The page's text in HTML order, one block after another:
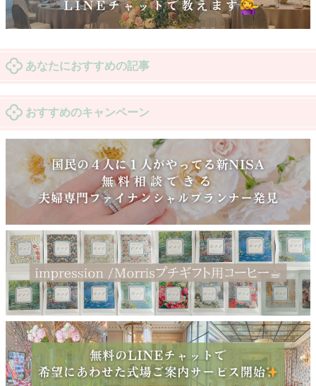
あなたにおすすめの記事
おすすめのキャンペーン